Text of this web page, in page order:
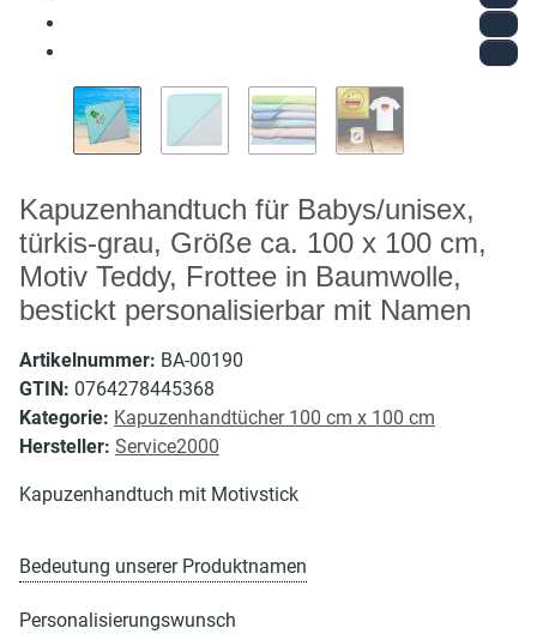
Kapuzenhandtuch für Babys/unisex,
türkis-grau, Größe ca. 100 x 100 cm,
Motiv Teddy, Frottee in Baumwolle,
bestickt personalisierbar mit Namen
Artikelnummer: BA-00190
GTIN: 0764278445368
Kategorie: Kapuzenhandtücher 100 cm x 100 cm
Hersteller: Service2000
Kapuzenhandtuch mit Motivstick
Bedeutung unserer Produktnamen
Personalisierungswunsch